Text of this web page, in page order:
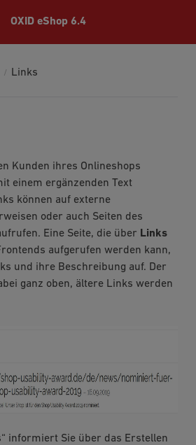
OXID eShop 6.4
Links
Kunden ihres Onlineshops
einem ergänzenden Text
können auf externe
oder auch Seiten des
Eine Seite, die über Links
aufgerufen werden kann,
und ihre Beschreibung auf. Der
ganz oben, ältere Links werden
informiert Sie über das Erstellen